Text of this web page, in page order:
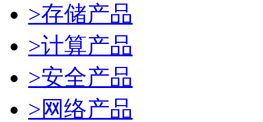
>存储产品
>计算产品
>安全产品
>网络产品